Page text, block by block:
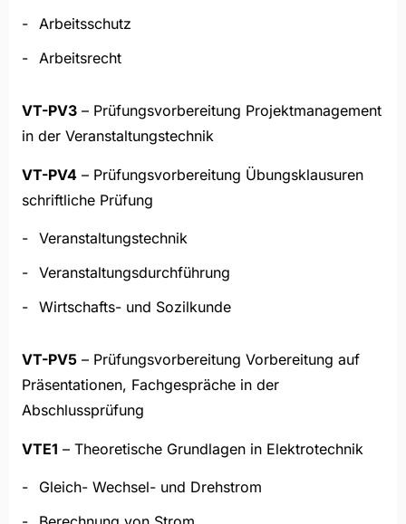
Arbeitsschutz
Arbeitsrecht
VT-PV3 – Prüfungsvorbereitung Projektmanagement
in der Veranstaltungstechnik
VT-PV4 – Prüfungsvorbereitung Übungsklausuren
schriftliche Prüfung
Veranstaltungstechnik
Veranstaltungsdurchführung
Wirtschafts- und Sozilkunde
VT-PV5 – Prüfungsvorbereitung Vorbereitung auf
Präsentationen, Fachgespräche in der
Abschlussprüfung
VTE1 – Theoretische Grundlagen in Elektrotechnik
Gleich- Wechsel- und Drehstrom